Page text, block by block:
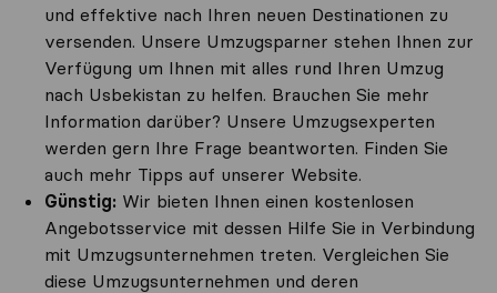
und effektive nach Ihren neuen Destinationen zu
versenden. Unsere Umzugsparner stehen Ihnen zur
Verfügung um Ihnen mit alles rund Ihren Umzug
nach Usbekistan zu helfen. Brauchen Sie mehr
Information darüber? Unsere Umzugsexperten
werden gern Ihre Frage beantworten. Finden Sie
auch mehr Tipps auf unserer Website.
Günstig: Wir bieten Ihnen einen kostenlosen
Angebotsservice mit dessen Hilfe Sie in Verbindung
mit Umzugsunternehmen treten. Vergleichen Sie
diese Umzugsunternehmen und deren